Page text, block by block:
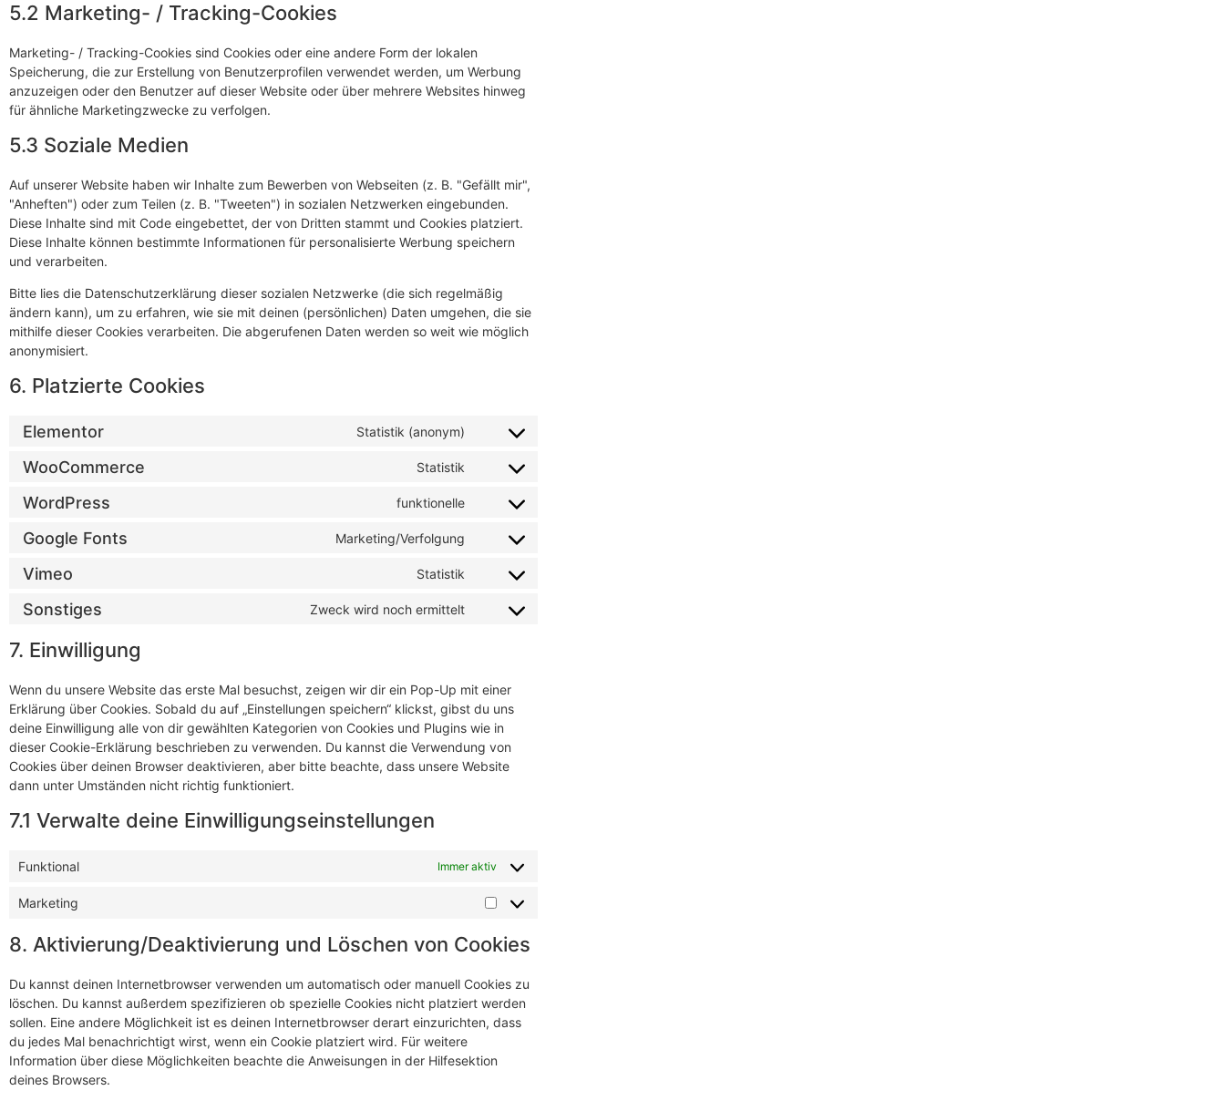
5.2 Marketing- / Tracking-Cookies
Marketing- / Tracking-Cookies sind Cookies oder eine andere Form der lokalen
Speicherung, die zur Erstellung von Benutzerprofilen verwendet werden, um Werbung
anzuzeigen oder den Benutzer auf dieser Website oder über mehrere Websites hinweg
für ähnliche Marketingzwecke zu verfolgen.
5.3 Soziale Medien
Auf unserer Website haben wir Inhalte zum Bewerben von Webseiten (z. B. "Gefällt mir",
"Anheften") oder zum Teilen (z. B. "Tweeten") in sozialen Netzwerken eingebunden.
Diese Inhalte sind mit Code eingebettet, der von Dritten stammt und Cookies platziert.
Diese Inhalte können bestimmte Informationen für personalisierte Werbung speichern
und verarbeiten.
Bitte lies die Datenschutzerklärung dieser sozialen Netzwerke (die sich regelmäßig
ändern kann), um zu erfahren, wie sie mit deinen (persönlichen) Daten umgehen, die sie
mithilfe dieser Cookies verarbeiten. Die abgerufenen Daten werden so weit wie möglich
anonymisiert.
6. Platzierte Cookies
Elementor Statistik (anonym)
WooCommerce Statistik
WordPress funktionelle
Google Fonts Marketing/Verfolgung
Vimeo Statistik
Sonstiges Zweck wird noch ermittelt
7. Einwilligung
Wenn du unsere Website das erste Mal besuchst, zeigen wir dir ein Pop-Up mit einer
Erklärung über Cookies. Sobald du auf „Einstellungen speichern“ klickst, gibst du uns
deine Einwilligung alle von dir gewählten Kategorien von Cookies und Plugins wie in
dieser Cookie-Erklärung beschrieben zu verwenden. Du kannst die Verwendung von
Cookies über deinen Browser deaktivieren, aber bitte beachte, dass unsere Website
dann unter Umständen nicht richtig funktioniert.
7.1 Verwalte deine Einwilligungseinstellungen
Funktional Immer aktiv
Marketing
8. Aktivierung/Deaktivierung und Löschen von Cookies
Du kannst deinen Internetbrowser verwenden um automatisch oder manuell Cookies zu
löschen. Du kannst außerdem spezifizieren ob spezielle Cookies nicht platziert werden
sollen. Eine andere Möglichkeit ist es deinen Internetbrowser derart einzurichten, dass
du jedes Mal benachrichtigt wirst, wenn ein Cookie platziert wird. Für weitere
Information über diese Möglichkeiten beachte die Anweisungen in der Hilfesektion
deines Browsers.